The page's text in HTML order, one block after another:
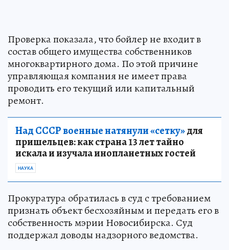
Проверка показала, что бойлер не входит в
состав общего имущества собственников
многоквартирного дома. По этой причине
управляющая компания не имеет права
проводить его текущий или капитальный
ремонт.
Над СССР военные натянули «сетку»для
пришельцев: как страна 13 лет тайно
искала и изучала инопланетных гостей
НАУКА
Прокуратура обратилась в суд с требованием
признать объект бесхозяйным и передать его в
собственность мэрии Новосибирска. Суд
поддержал доводы надзорного ведомства.